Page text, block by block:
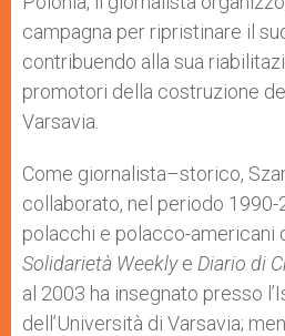
campagna per ripristinare il
contribuendo alla sua
promotori della costruzione
Varsavia.
Come giornalista–storico,
collaborato, nel periodo
polacchi e polacco-americani
Solidarietà Weeklye Diario di
al 2003 ha insegnato presso
dell’Università di Varsavia;